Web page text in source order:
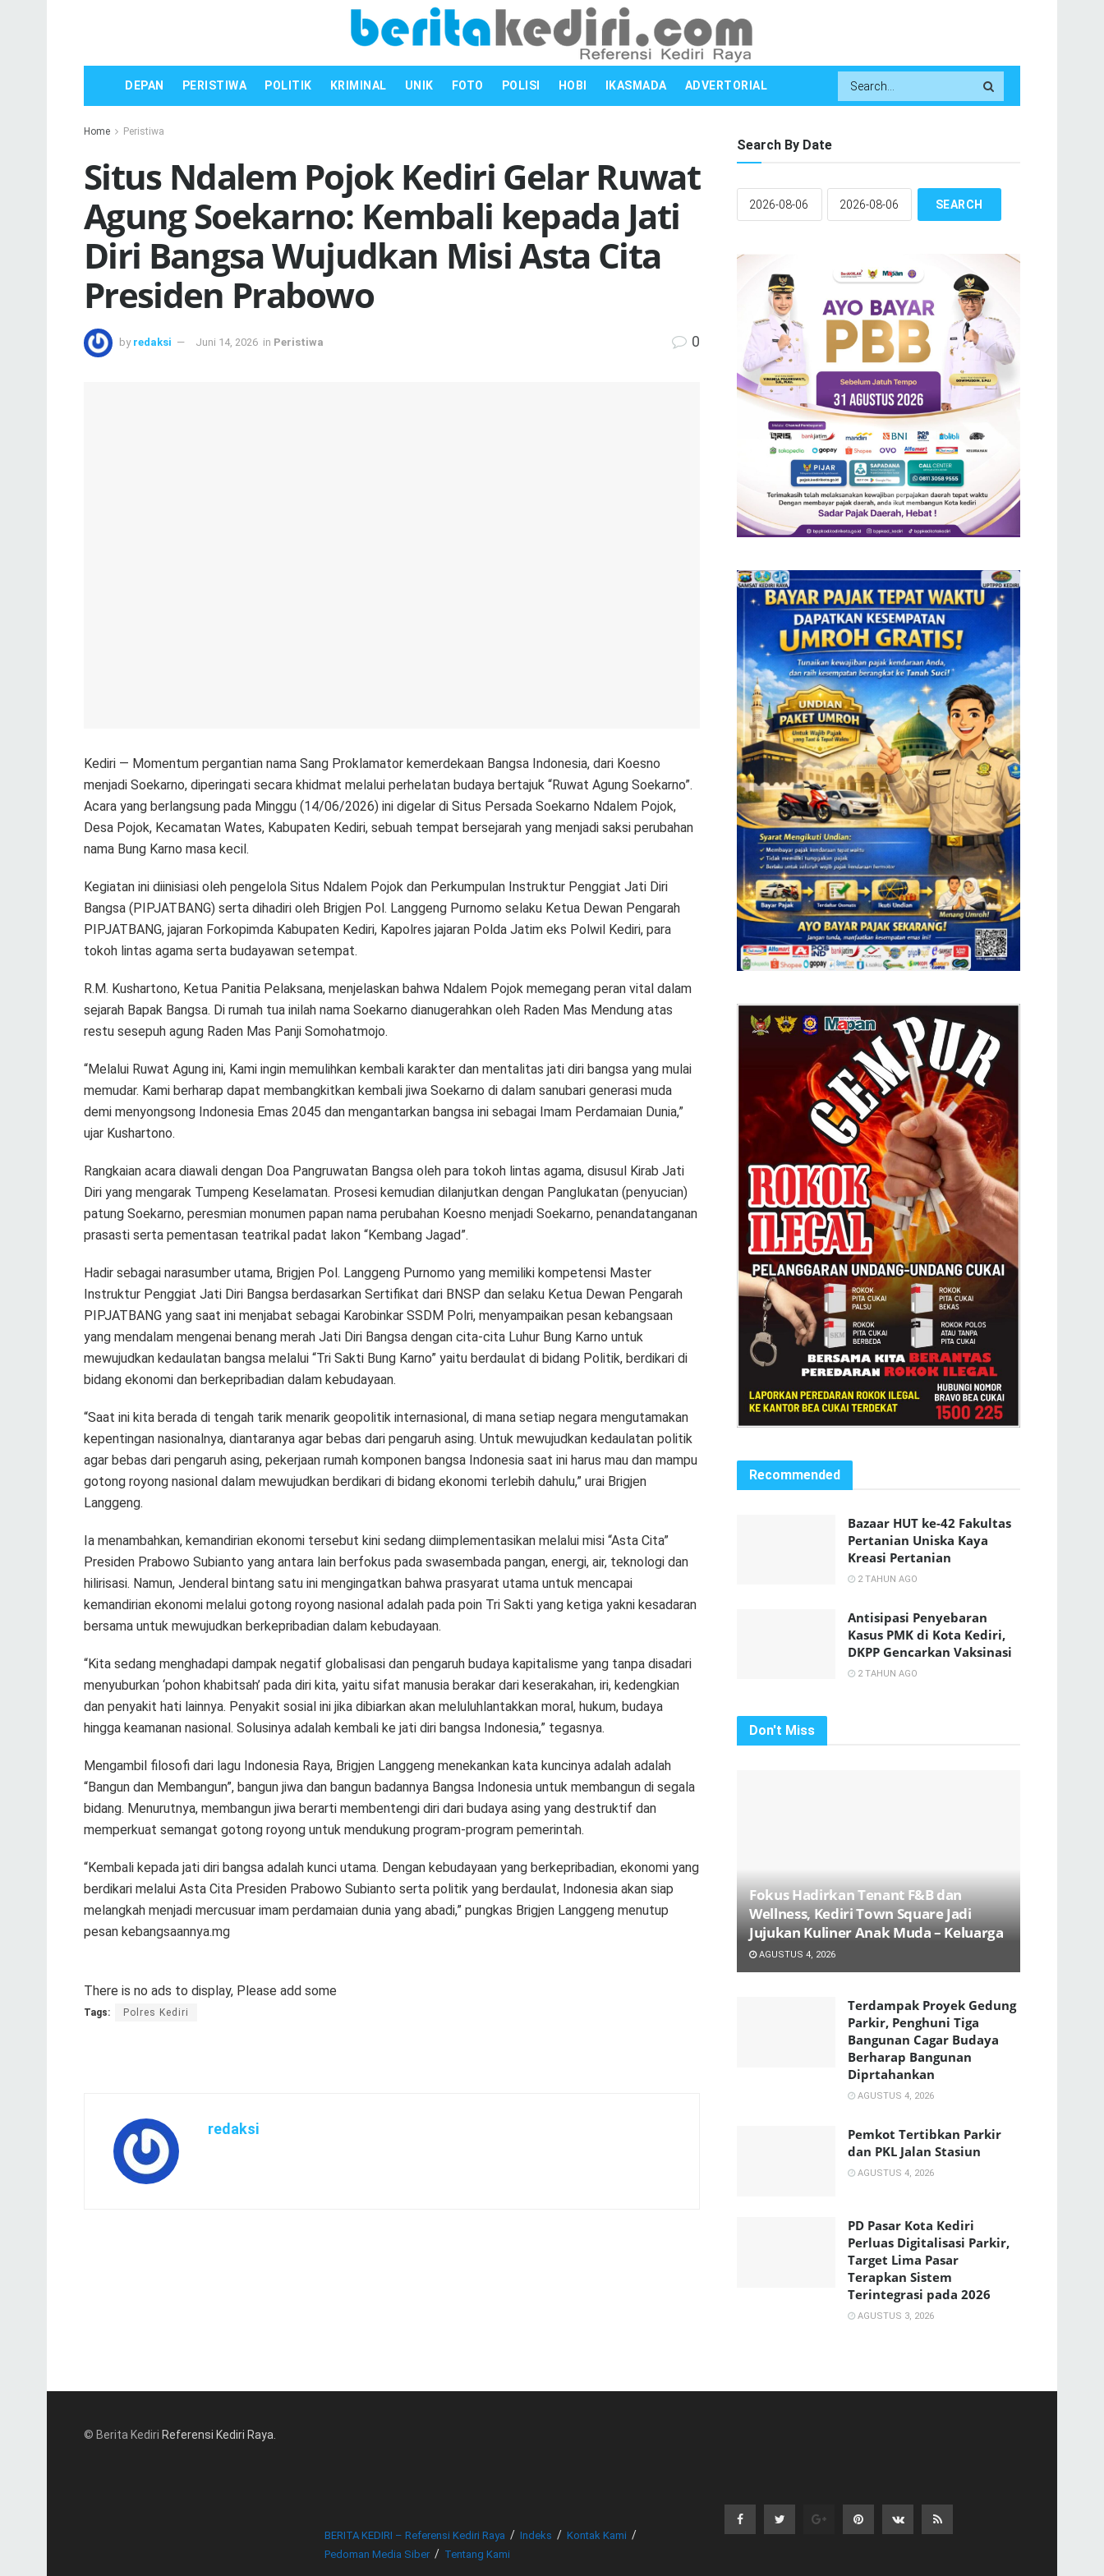
DEPAN PERISTIWA POLITIK KRIMINAL UNIK FOTO POLISI HOBI IKASMADA ADVERTORIAL
Home Peristiwa
Situs Ndalem Pojok Kediri Gelar Ruwat
Agung Soekarno: Kembali kepada Jati
Diri Bangsa Wujudkan Misi Asta Cita
Presiden Prabowo
by redaksi Juni 14, 2026 in Peristiwa 0
Kediri — Momentum pergantian nama Sang Proklamator kemerdekaan Bangsa Indonesia, dari Koesno
menjadi Soekarno, diperingati secara khidmat melalui perhelatan budaya bertajuk “Ruwat Agung Soekarno”.
Acara yang berlangsung pada Minggu (14/06/2026) ini digelar di Situs Persada Soekarno Ndalem Pojok,
Desa Pojok, Kecamatan Wates, Kabupaten Kediri, sebuah tempat bersejarah yang menjadi saksi perubahan
nama Bung Karno masa kecil.
Kegiatan ini diinisiasi oleh pengelola Situs Ndalem Pojok dan Perkumpulan Instruktur Penggiat Jati Diri
Bangsa (PIPJATBANG) serta dihadiri oleh Brigjen Pol. Langgeng Purnomo selaku Ketua Dewan Pengarah
PIPJATBANG, jajaran Forkopimda Kabupaten Kediri, Kapolres jajaran Polda Jatim eks Polwil Kediri, para
tokoh lintas agama serta budayawan setempat.
R.M. Kushartono, Ketua Panitia Pelaksana, menjelaskan bahwa Ndalem Pojok memegang peran vital dalam
sejarah Bapak Bangsa. Di rumah tua inilah nama Soekarno dianugerahkan oleh Raden Mas Mendung atas
restu sesepuh agung Raden Mas Panji Somohatmojo.
“Melalui Ruwat Agung ini, Kami ingin memulihkan kembali karakter dan mentalitas jati diri bangsa yang mulai
memudar. Kami berharap dapat membangkitkan kembali jiwa Soekarno di dalam sanubari generasi muda
demi menyongsong Indonesia Emas 2045 dan mengantarkan bangsa ini sebagai Imam Perdamaian Dunia,”
ujar Kushartono.
Rangkaian acara diawali dengan Doa Pangruwatan Bangsa oleh para tokoh lintas agama, disusul Kirab Jati
Diri yang mengarak Tumpeng Keselamatan. Prosesi kemudian dilanjutkan dengan Panglukatan (penyucian)
patung Soekarno, peresmian monumen papan nama perubahan Koesno menjadi Soekarno, penandatanganan
prasasti serta pementasan teatrikal padat lakon “Kembang Jagad”.
Hadir sebagai narasumber utama, Brigjen Pol. Langgeng Purnomo yang memiliki kompetensi Master
Instruktur Penggiat Jati Diri Bangsa berdasarkan Sertifikat dari BNSP dan selaku Ketua Dewan Pengarah
PIPJATBANG yang saat ini menjabat sebagai Karobinkar SSDM Polri, menyampaikan pesan kebangsaan
yang mendalam mengenai benang merah Jati Diri Bangsa dengan cita-cita Luhur Bung Karno untuk
mewujudkan kedaulatan bangsa melalui “Tri Sakti Bung Karno” yaitu berdaulat di bidang Politik, berdikari di
bidang ekonomi dan berkepribadian dalam kebudayaan.
“Saat ini kita berada di tengah tarik menarik geopolitik internasional, di mana setiap negara mengutamakan
kepentingan nasionalnya, diantaranya agar bebas dari pengaruh asing. Untuk mewujudkan kedaulatan politik
agar bebas dari pengaruh asing, pekerjaan rumah komponen bangsa Indonesia saat ini harus mau dan mampu
gotong royong nasional dalam mewujudkan berdikari di bidang ekonomi terlebih dahulu,” urai Brigjen
Langgeng.
Ia menambahkan, kemandirian ekonomi tersebut kini sedang diimplementasikan melalui misi “Asta Cita”
Presiden Prabowo Subianto yang antara lain berfokus pada swasembada pangan, energi, air, teknologi dan
hilirisasi. Namun, Jenderal bintang satu ini mengingatkan bahwa prasyarat utama untuk mencapai
kemandirian ekonomi melalui gotong royong nasional adalah pada poin Tri Sakti yang ketiga yakni kesadaran
bersama untuk mewujudkan berkepribadian dalam kebudayaan.
“Kita sedang menghadapi dampak negatif globalisasi dan pengaruh budaya kapitalisme yang tanpa disadari
menyuburkan ‘pohon khabitsah’ pada diri kita, yaitu sifat manusia berakar dari keserakahan, iri, kedengkian
dan penyakit hati lainnya. Penyakit sosial ini jika dibiarkan akan meluluhlantakkan moral, hukum, budaya
hingga keamanan nasional. Solusinya adalah kembali ke jati diri bangsa Indonesia,” tegasnya.
Mengambil filosofi dari lagu Indonesia Raya, Brigjen Langgeng menekankan kata kuncinya adalah adalah
“Bangun dan Membangun”, bangun jiwa dan bangun badannya Bangsa Indonesia untuk membangun di segala
bidang. Menurutnya, membangun jiwa berarti membentengi diri dari budaya asing yang destruktif dan
memperkuat semangat gotong royong untuk mendukung program-program pemerintah.
“Kembali kepada jati diri bangsa adalah kunci utama. Dengan kebudayaan yang berkepribadian, ekonomi yang
berdikari melalui Asta Cita Presiden Prabowo Subianto serta politik yang berdaulat, Indonesia akan siap
melangkah menjadi mercusuar imam perdamaian dunia yang abadi,” pungkas Brigjen Langgeng menutup
pesan kebangsaannya.mg
There is no ads to display, Please add some
Tags: Polres Kediri
redaksi
Search By Date
Recommended
Bazaar HUT ke-42 Fakultas
Pertanian Uniska Kaya
Kreasi Pertanian
2 TAHUN AGO
Antisipasi Penyebaran
Kasus PMK di Kota Kediri,
DKPP Gencarkan Vaksinasi
2 TAHUN AGO
Don't Miss
Fokus Hadirkan Tenant F&B dan
Wellness, Kediri Town Square Jadi
Jujukan Kuliner Anak Muda – Keluarga
AGUSTUS 4, 2026
Terdampak Proyek Gedung
Parkir, Penghuni Tiga
Bangunan Cagar Budaya
Berharap Bangunan
Diprtahankan
AGUSTUS 4, 2026
Pemkot Tertibkan Parkir
dan PKL Jalan Stasiun
AGUSTUS 4, 2026
PD Pasar Kota Kediri
Perluas Digitalisasi Parkir,
Target Lima Pasar
Terapkan Sistem
Terintegrasi pada 2026
AGUSTUS 3, 2026
© Berita Kediri Referensi Kediri Raya
BERITA KEDIRI – Referensi Kediri Raya Indeks
Kontak Kami
Pedoman Media Siber
Tentang Kami